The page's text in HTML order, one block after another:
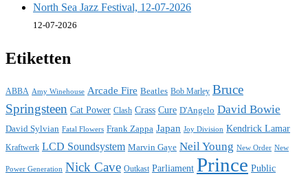
North Sea Jazz Festival, 12-07-2026
12-07-2026
Etiketten
ABBA Amy Winehouse Arcade Fire Beatles Bob Marley Bruce
Springsteen Cat Power Clash Crass Cure D'Angelo David Bowie
David Sylvian Fatal Flowers Frank Zappa Japan Joy Division Kendrick Lamar
Kraftwerk LCD Soundsystem Marvin Gaye Neil Young New Order New
Power Generation Nick Cave Outkast Parliament Prince Public